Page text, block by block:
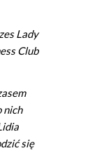
Lady
Club
nich
się